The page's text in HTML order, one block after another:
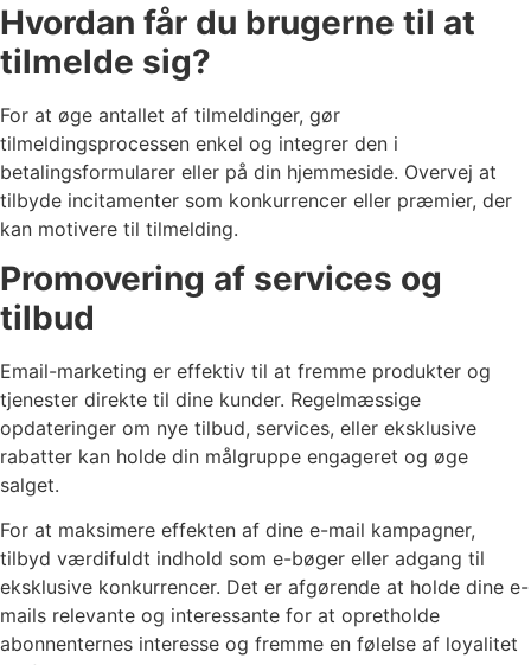
Hvordan får du brugerne til at
tilmelde sig?
For at øge antallet af tilmeldinger, gør
tilmeldingsprocessen enkel og integrer den i
betalingsformularer eller på din hjemmeside. Overvej at
tilbyde incitamenter som konkurrencer eller præmier, der
kan motivere til tilmelding.
Promovering af services og
tilbud
Email-marketing er effektiv til at fremme produkter og
tjenester direkte til dine kunder. Regelmæssige
opdateringer om nye tilbud, services, eller eksklusive
rabatter kan holde din målgruppe engageret og øge
salget.
For at maksimere effekten af dine e-mail kampagner,
tilbyd værdifuldt indhold som e-bøger eller adgang til
eksklusive konkurrencer. Det er afgørende at holde dine e-
mails relevante og interessante for at opretholde
abonnenternes interesse og fremme en følelse af loyalitet